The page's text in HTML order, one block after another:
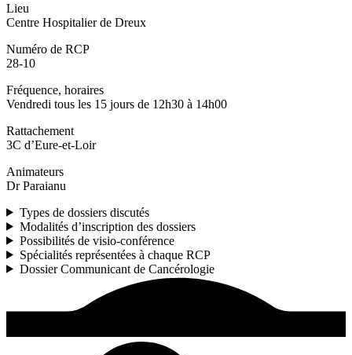
Lieu
Centre Hospitalier de Dreux
Numéro de RCP
28-10
Fréquence, horaires
Vendredi tous les 15 jours de 12h30 à 14h00
Rattachement
3C d’Eure-et-Loir
Animateurs
Dr Paraianu
Types de dossiers discutés
Modalités d’inscription des dossiers
Possibilités de visio-conférence
Spécialités représentées à chaque RCP
Dossier Communicant de Cancérologie